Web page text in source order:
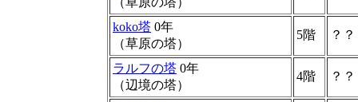
koko塔 0年
（草原の塔）
5階 ？
ラルフの塔 0年
（辺境の塔）
4階 ？